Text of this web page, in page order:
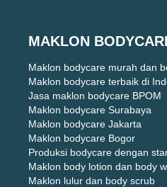
MAKLON
Maklon bodycare murah dan
Maklon bodycare terbaik di
Jasa maklon bodycare BPOM
Maklon bodycare Surabaya
Maklon bodycare Jakarta
Maklon bodycare Bogor
Produksi bodycare dengan
Maklon body lotion dan body
Maklon lulur dan body scrub